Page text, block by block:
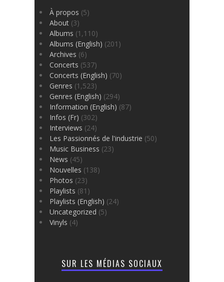
À propos (5)
About (3)
Albums (1,110)
Albums (English) (201)
Archives (6)
Concerts (537)
Concerts (English) (70)
Genres (1,523)
Genres (English) (294)
Information (English) (87)
Infos (Fr) (302)
Interviews (24)
Les Passionnés de l'industrie (50)
Music Business (23)
News (45)
Nouvelles (138)
Photos (23)
Playlists (81)
Playlists (English) (24)
Uncategorized (5)
Vinyls (4)
SUR LES MÉDIAS SOCIAUX